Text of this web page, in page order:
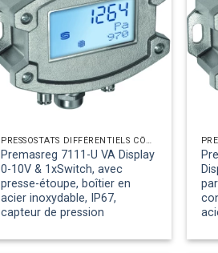
PRESSOSTATS DIFFÉRENTIELS CÔTÉ AIR
Premasreg 7111-U VA Display
0-10V & 1xSwitch, avec
presse-étoupe, boîtier en
acier inoxydable, IP67,
capteur de pression